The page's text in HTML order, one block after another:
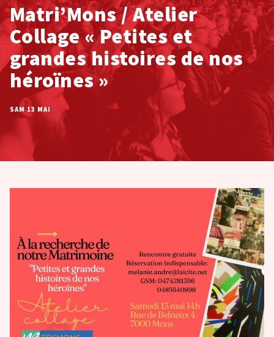
Matri’Mons / Atelier
Collage « Petites et
grandes histoires de nos
héroïnes »
SAM 13 MAI